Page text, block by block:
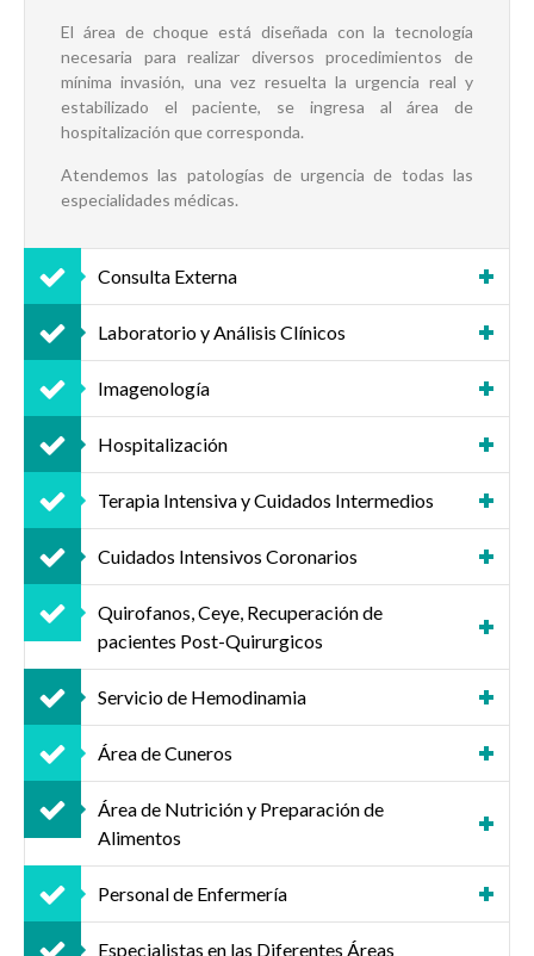
El área de choque está diseñada con la tecnología
necesaria para realizar diversos procedimientos de
mínima invasión, una vez resuelta la urgencia real y
estabilizado el paciente, se ingresa al área de
hospitalización que corresponda.
Atendemos las patologías de urgencia de todas las
especialidades médicas.
Consulta Externa
Laboratorio y Análisis Clínicos
Imagenología
Hospitalización
Terapia Intensiva y Cuidados Intermedios
Cuidados Intensivos Coronarios
Quirofanos, Ceye, Recuperación de
pacientes Post-Quirurgicos
Servicio de Hemodinamia
Área de Cuneros
Área de Nutrición y Preparación de
Alimentos
Personal de Enfermería
Especialistas en las Diferentes Áreas